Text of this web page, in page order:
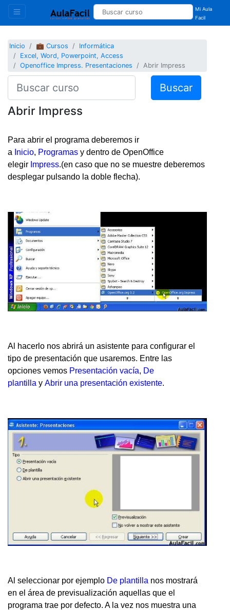
Mi Aula
Facil
Inicio 💼 Cursos
Informática
Excel, Word, Powerpoint, Access
Openoffice Impress. Presentaciones
Abrir Impress
Buscar
Abrir Impress
Para abrir el programa deberemos ir
a Inicio, Programas y dentro de OpenOffice
elegir Impress.(en caso que no se muestre deberemos
desplegar pulsando la doble flecha).
Al hacerlo nos abrirá un asistente para configurar el
tipo de presentación que usaremos. Entre las
opciones vemos Presentación vacía, De
plantilla y Abrir una presentación existente.
Al seleccionar por ejemplo De plantilla nos mostrará
en el área de previsualización aquellas que el
programa trae por defecto. A la vez nos muestra una